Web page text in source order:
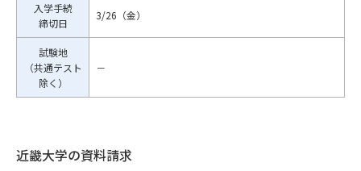
入学手続
締切日
3/26（金）
試験地
（共通テスト
除く）
－
近畿大学の資料請求